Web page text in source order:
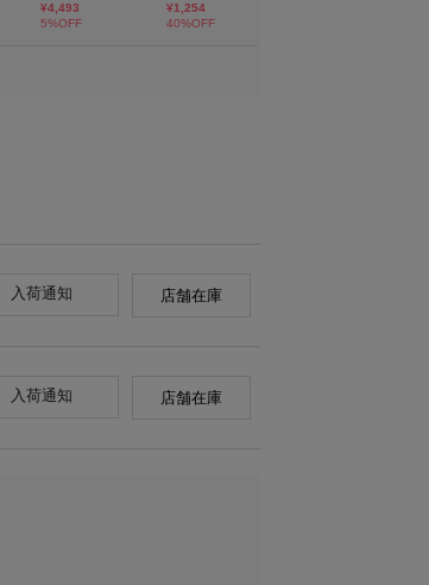
入荷通知 店舗在庫
入荷通知 店舗在庫